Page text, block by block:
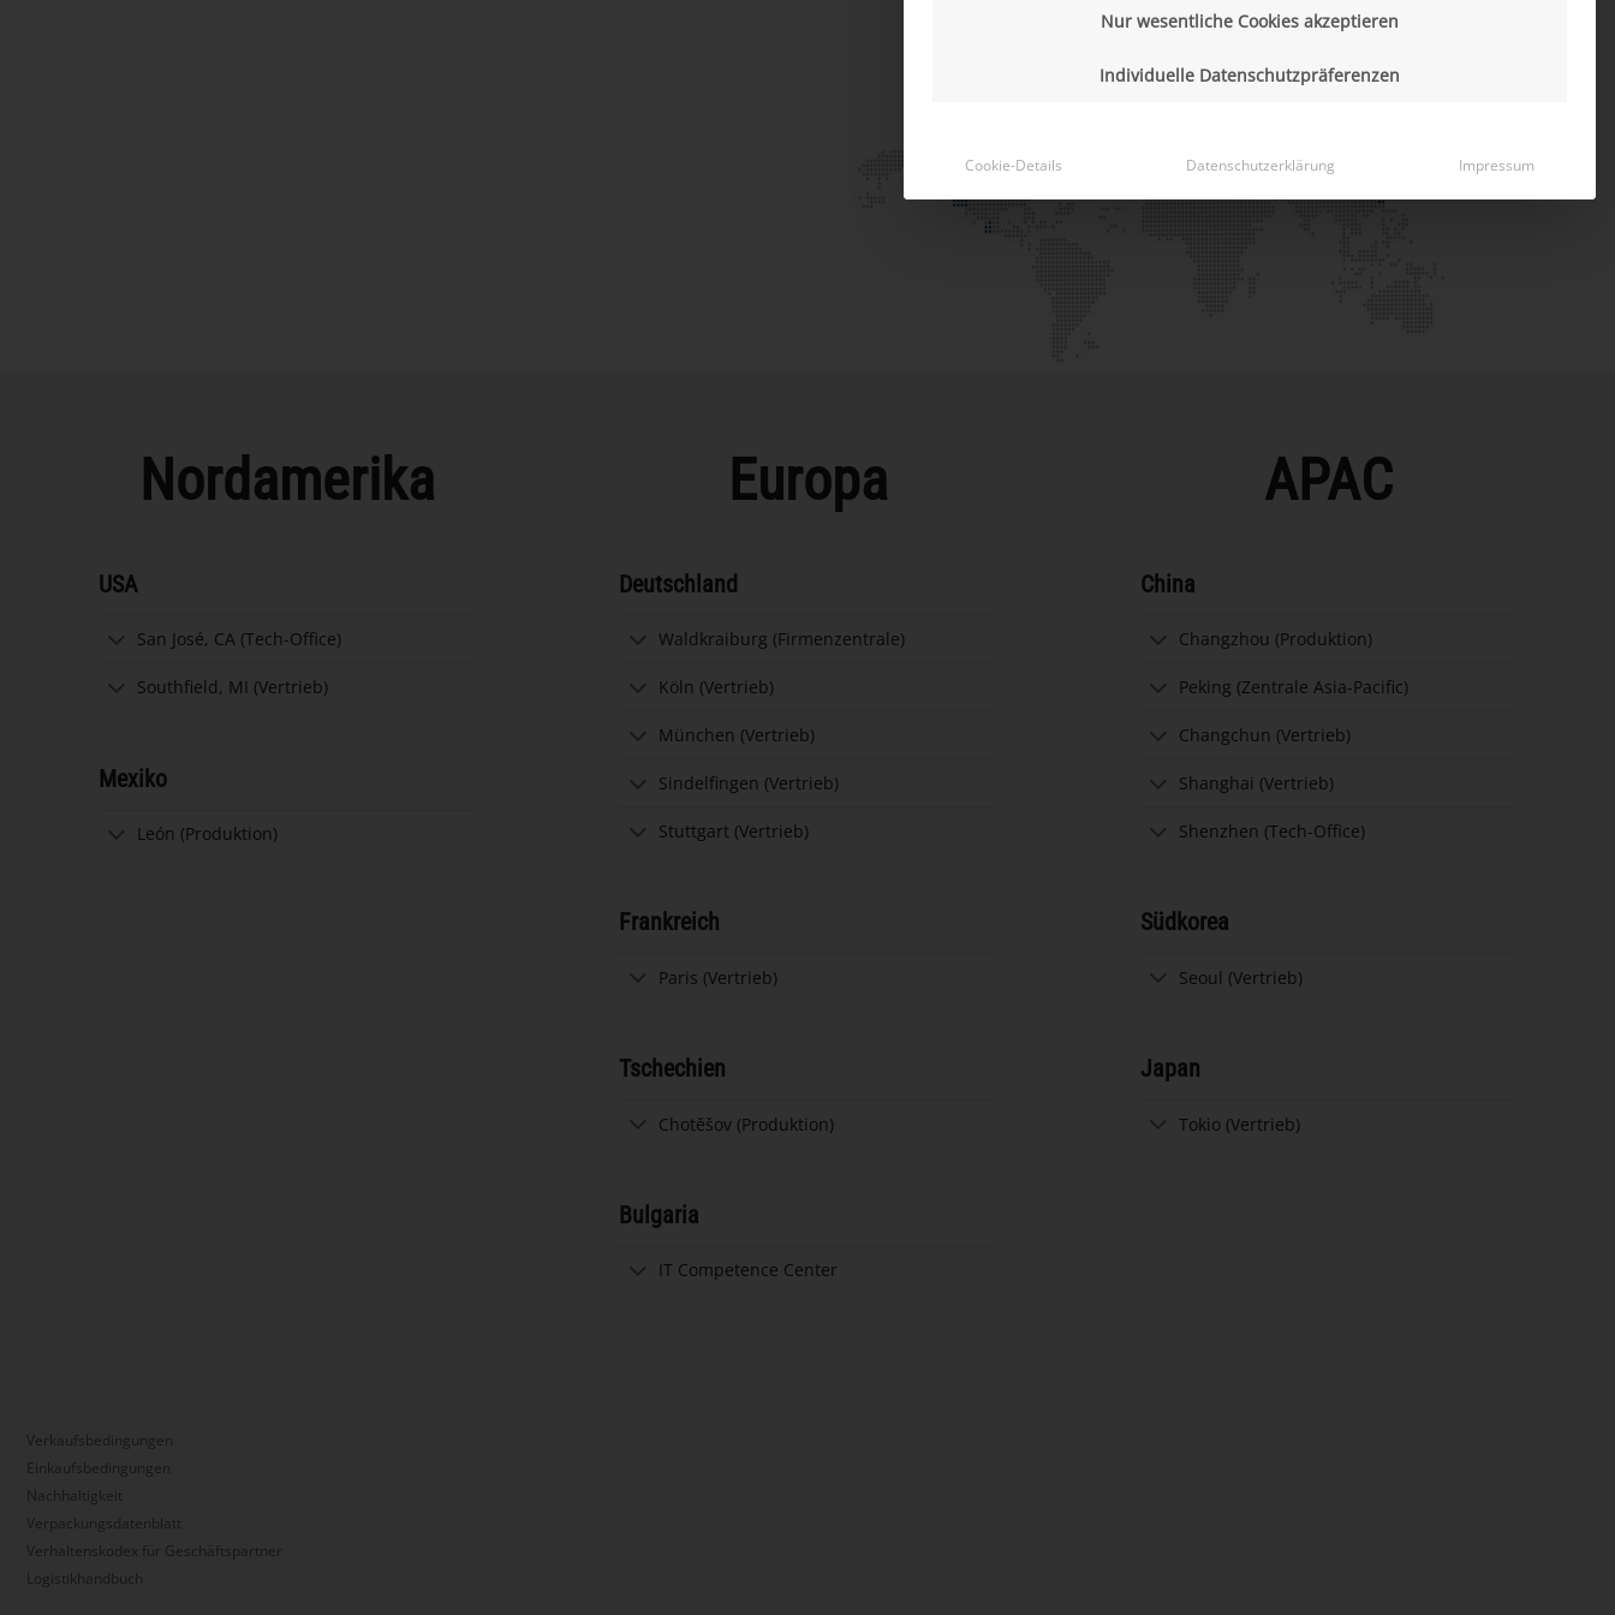
Nordamerika
USA
San José, CA (Tech-Office)
Southfield, MI (Vertrieb)
Mexiko
León (Produktion)
Europa
Deutschland
Waldkraiburg (Firmenzentrale)
Köln (Vertrieb)
München (Vertrieb)
Sindelfingen (Vertrieb)
Stuttgart (Vertrieb)
Frankreich
Paris (Vertrieb)
Tschechien
Chotěšov (Produktion)
Bulgaria
IT Competence Center
APAC
China
Changzhou (Produktion)
Peking (Zentrale Asia-Pacific)
Changchun (Vertrieb)
Shanghai (Vertrieb)
Shenzhen (Tech-Office)
Südkorea
Seoul (Vertrieb)
Japan
Tokio (Vertrieb)
Verkaufsbedingungen
Einkaufsbedingungen
Nachhaltigkeit
Verpackungsdatenblatt
Verhaltenskodex für Geschäftspartner
Logistikhandbuch
Nur wesentliche Cookies akzeptieren
Individuelle Datenschutzpräferenzen
Cookie-Details Datenschutzerklärung Impressum